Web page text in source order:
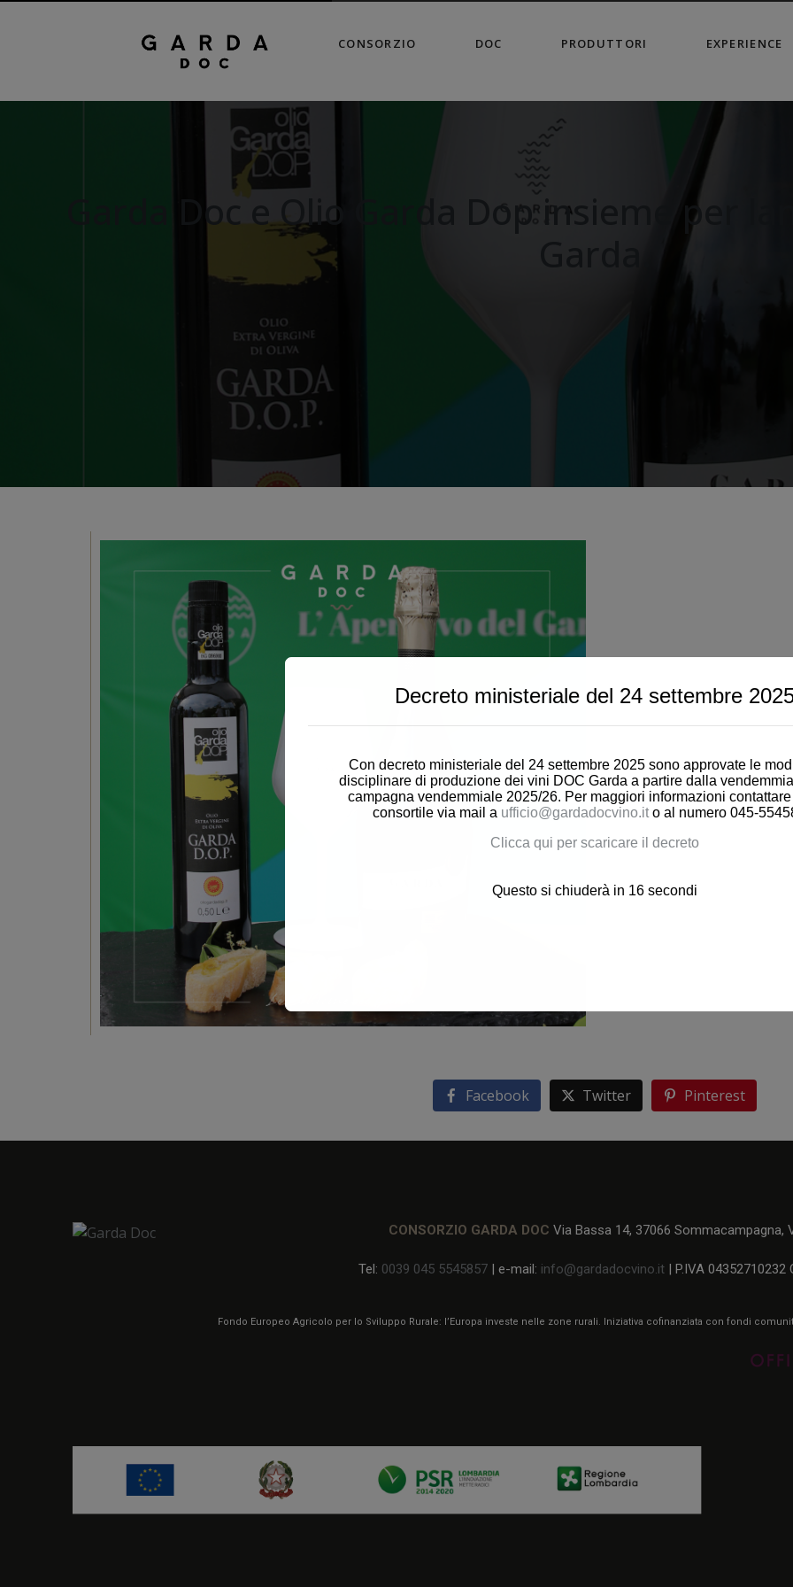
CONSORZIO DOC PRODUTTORI EXPERIENCE
Garda Doc e Olio Garda Dop insieme per
In occasione della Vicentini
Green del Golf Club Verona,
presentato “L’Aperitivo del
sorseggiando un buon calice
arricchiti dal colore dorato
Facebook Twitter Pinterest
CONSORZIO GARDA DOC Via Bassa 14, 37066 Sommacampagna,
Tel: 0039 045 5545857| e-mail: info@gardadocvino.it| P.IVA 04352710232
Fondo Europeo Agricolo per lo Sviluppo Rurale: l’Europa investe nelle zone rurali. Iniziativa cofinanziata con fondi
modal-check
Decreto ministeriale del 24 settembre
Con decreto ministeriale del 24 settembre 2025 sono approvate le
disciplinare di produzione dei vini DOC Garda a partire dalla
campagna vendemmiale 2025/26. Per maggiori informazioni
consortile via mail a ufficio@gardadocvino.it o al numero 045-
Clicca qui per scaricare il decreto
Questo si chiuderà in 15 secondi